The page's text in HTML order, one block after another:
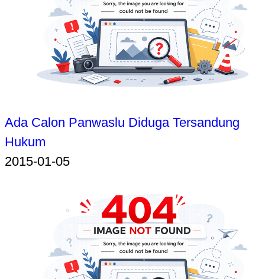
Ada Calon Panwaslu Diduga Tersandung
Hukum
2015-01-05